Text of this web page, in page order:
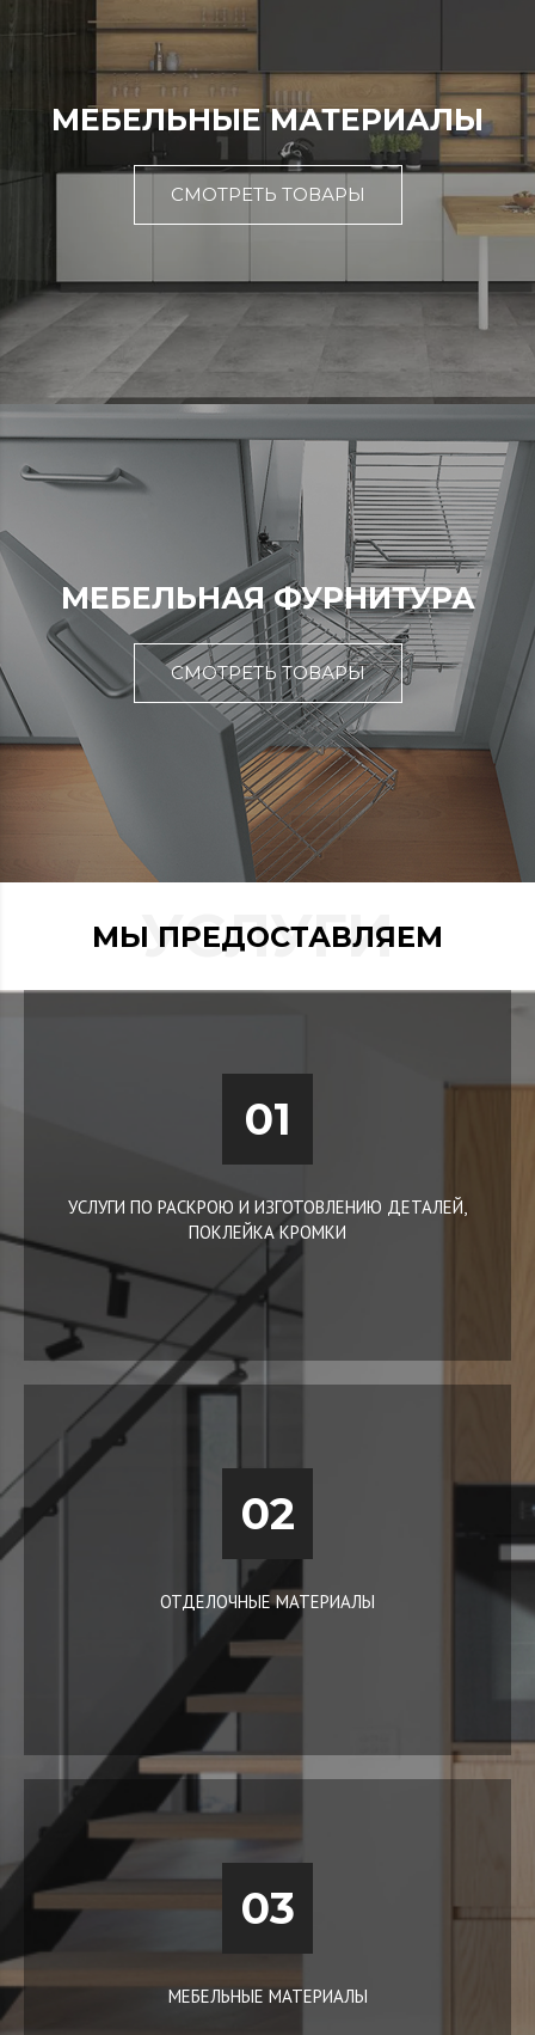
МЕБЕЛЬНЫЕ МАТЕРИАЛЫ
СМОТРЕТЬ ТОВАРЫ
МЕБЕЛЬНАЯ ФУРНИТУРА
СМОТРЕТЬ ТОВАРЫ
МЫ ПРЕДОСТАВЛЯЕМ
УСЛУГИ
01
УСЛУГИ ПО РАСКРОЮ И ИЗГОТОВЛЕНИЮ ДЕТАЛЕЙ,
ПОКЛЕЙКА КРОМКИ
02
ОТДЕЛОЧНЫЕ МАТЕРИАЛЫ
03
МЕБЕЛЬНЫЕ МАТЕРИАЛЫ